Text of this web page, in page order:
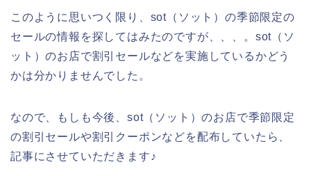
このように思いつく限り、sot（ソット）の季節限定の
セールの情報を探してはみたのですが、、、。sot（ソ
ット）のお店で割引セールなどを実施しているかどう
かは分かりませんでした。
なので、もしも今後、sot（ソット）のお店で季節限定
の割引セールや割引クーポンなどを配布していたら、
記事にさせていただきます♪